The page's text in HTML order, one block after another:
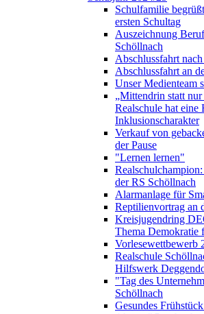
Schulfamilie
ersten Schultag
Auszeichnung
Schöllnach
Abschlussfahrt
Abschlussfahrt an
Unser Medienteam
„Mittendrin statt
Realschule hat eine
Inklusionscharakter
Verkauf von
der Pause
"Lernen lernen"
der RS Schöllnach
Alarmanlage für
Reptilienvortrag an
Kreisjugendring
Thema Demokratie
Vorlesewettbewerb
Realschule
Hilfswerk
"Tag des
Schöllnach
Gesundes